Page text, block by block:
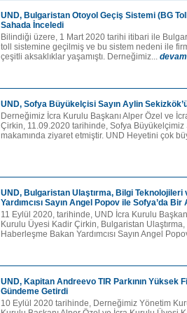
UND, Bulgaristan Otoyol Geçiş Sistemi (BG
Sahada İnceledi
Bilindiği üzere, 1 Mart 2020 tarihi itibari ile
toll sistemine geçilmiş ve bu sistem nedeni ile
çeşitli aksaklıklar yaşamıştı. Derneğimiz...
UND, Sofya Büyükelçisi Sayın Aylin
Derneğimiz İcra Kurulu Başkanı Alper Özel ve
Çirkin, 11.09.2020 tarihinde, Sofya Büyükelçimiz
makamında ziyaret etmiştir. UND Heyetini çok
UND, Bulgaristan Ulaştırma, Bilgi
Yardımcısı Sayın Angel Popov ile Sofya’da
11 Eylül 2020, tarihinde, UND İcra Kurulu
Kurulu Üyesi Kadir Çirkin, Bulgaristan
Haberleşme Bakan Yardımcısı Sayın Angel
UND, Kapitan Andreevo TIR Parkının Yüksek
Gündeme Getirdi
10 Eylül 2020 tarihinde, Derneğimiz Yönetim